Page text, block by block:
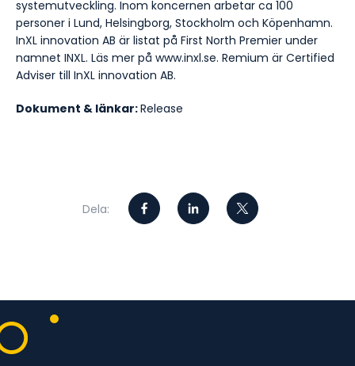
systemutveckling. Inom koncernen arbetar ca 100
personer i Lund, Helsingborg, Stockholm och Köpenhamn.
InXL innovation AB är listat på First North Premier under
namnet INXL. Läs mer på www.inxl.se. Remium är Certified
Adviser till InXL innovation AB.
Dokument & länkar:Release
Dela: